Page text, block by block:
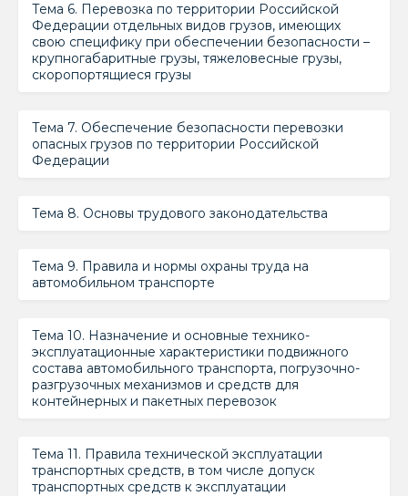
Тема 6. Перевозка по территории Российской
Федерации отдельных видов грузов, имеющих
свою специфику при обеспечении безопасности –
крупногабаритные грузы, тяжеловесные грузы,
скоропортящиеся грузы
Тема 7. Обеспечение безопасности перевозки
опасных грузов по территории Российской
Федерации
Тема 8. Основы трудового законодательства
Тема 9. Правила и нормы охраны труда на
автомобильном транспорте
Тема 10. Назначение и основные технико-
эксплуатационные характеристики подвижного
состава автомобильного транспорта, погрузочно-
разгрузочных механизмов и средств для
контейнерных и пакетных перевозок
Тема 11. Правила технической эксплуатации
транспортных средств, в том числе допуск
транспортных средств к эксплуатации